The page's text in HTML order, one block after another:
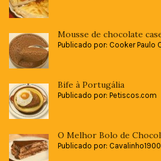
Mousse de chocolate
Publicado por: Cooker Paulo
Bife à Portugália
Publicado por: Petiscos.com
O Melhor Bolo de
Publicado por: Cavalinho1900